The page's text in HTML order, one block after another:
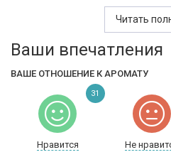
Начальная нота апельсина,
создают эффект свежести и
красных ягод добавляют нотки
специальную изюминку.
Сердечные ноты – это
фрезии, ежевики и фиалки. Они
раскрывают начальные нотки.
нот дополнены нотами корня
Читать
Ваши впечатления
ВАШЕ ОТНОШЕНИЕ К АРОМАТУ
Нравится Не
31